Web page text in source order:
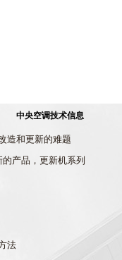
中央空调技术信息
造和更新的难题
产品，更新机系列
法